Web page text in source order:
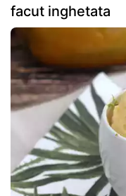
facut inghetata